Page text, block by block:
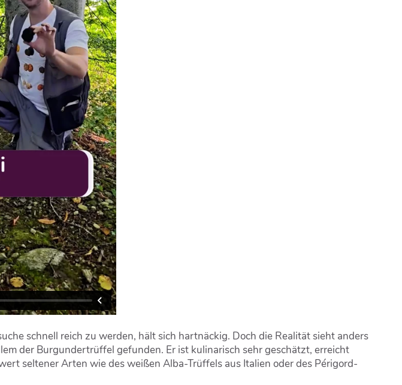
schnell reich zu werden, hält sich hartnäckig. Doch die Realität sieht anders
der Burgundertrüffel gefunden. Er ist kulinarisch sehr geschätzt, erreicht
seltener Arten wie des weißen Alba-Trüffels aus Italien oder des Périgord-